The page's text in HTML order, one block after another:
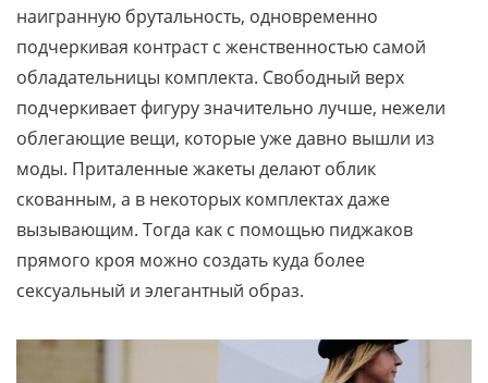
наигранную брутальность, одновременно
подчеркивая контраст с женственностью самой
обладательницы комплекта. Свободный верх
подчеркивает фигуру значительно лучше, нежели
облегающие вещи, которые уже давно вышли из
моды. Приталенные жакеты делают облик
скованным, а в некоторых комплектах даже
вызывающим. Тогда как с помощью пиджаков
прямого кроя можно создать куда более
сексуальный и элегантный образ.